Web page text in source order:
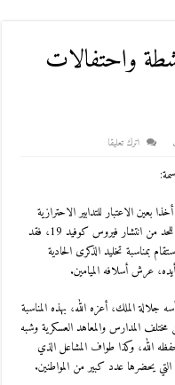
واحتفالات
اترك تعليقا
بعين الاعتبار للتدابير الاحترازية
المتخذة في إطار حالة الطوارئ الصحية، التي تم إقرارها للحد من انتشار فيروس كوفيد 19، فقد
بمناسبة تخليد الذكرى الحادية
عرش أسلافه الميامين.
الملك، أعزه الله، بهذه المناسبة
المدارس والمعاهد العسكرية وشبه
حفظه الله، وكذا طواف المشاعل الذي
يحضرها عدد كبير من المواطنين.